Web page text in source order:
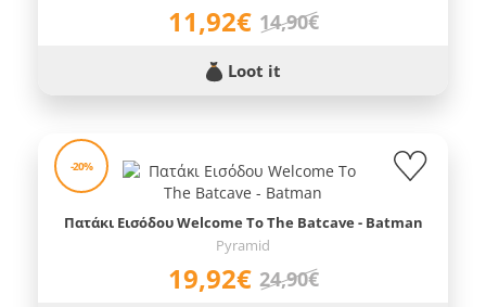
11,92€ 14,90€
Loot it
-20%
Πατάκι Εισόδου Welcome To The Batcave - Batman
Pyramid
19,92€ 24,90€